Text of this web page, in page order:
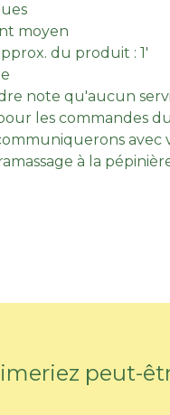
moyen
du produit : 1'
note qu'aucun
les commandes
avec
à la
peut-